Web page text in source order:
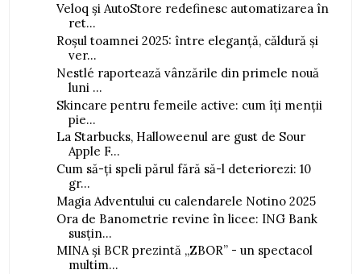
Veloq și AutoStore redefinesc automatizarea în
ret...
Roșul toamnei 2025: între eleganță, căldură și
ver...
Nestlé raportează vânzările din primele nouă
luni ...
Skincare pentru femeile active: cum îți menții
pie...
La Starbucks, Halloweenul are gust de Sour
Apple F...
Cum să-ți speli părul fără să-l deteriorezi: 10
gr...
Magia Adventului cu calendarele Notino 2025
Ora de Banometrie revine în licee: ING Bank
susțin...
MINA și BCR prezintă „ZBOR” - un spectacol
multim...